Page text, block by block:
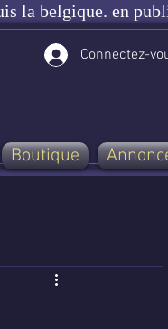
la belgique. en
Connectez-
Boutique